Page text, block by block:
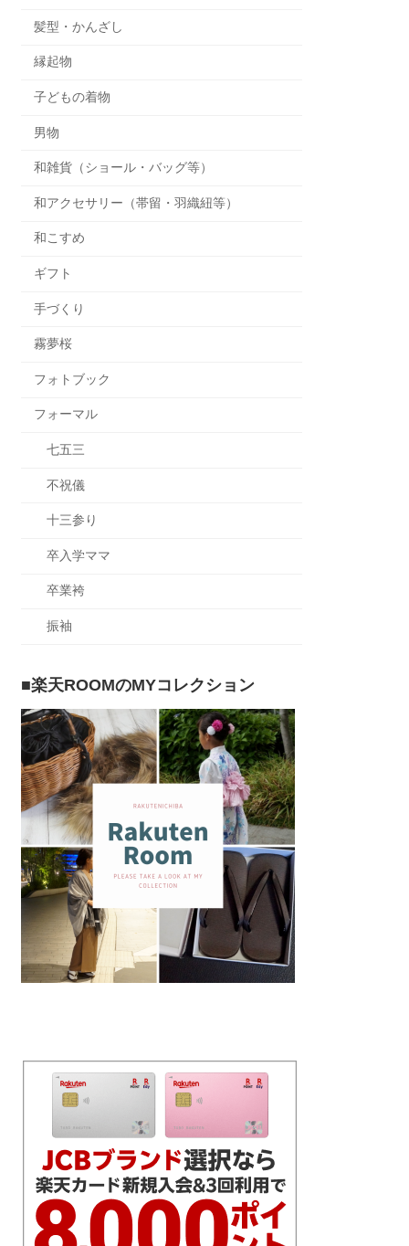
髪型・かんざし
縁起物
子どもの着物
男物
和雑貨（ショール・バッグ等）
和アクセサリー（帯留・羽織紐等）
和こすめ
ギフト
手づくり
霧夢桜
フォトブック
フォーマル
七五三
不祝儀
十三参り
卒入学ママ
卒業袴
振袖
■楽天ROOMのMYコレクション